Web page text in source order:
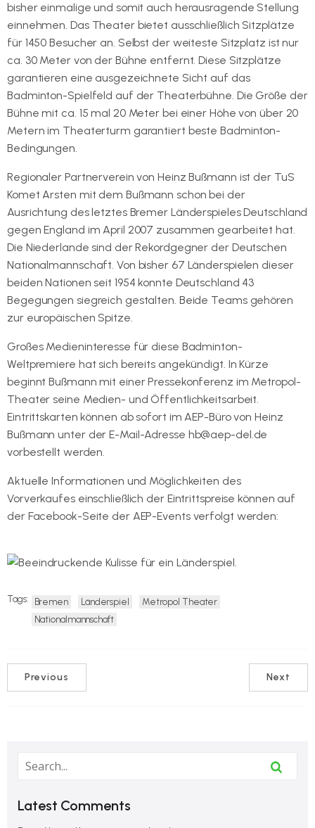
bisher einmalige und somit auch herausragende Stellung
einnehmen. Das Theater bietet ausschließlich Sitzplätze
für 1450 Besucher an. Selbst der weiteste Sitzplatz ist nur
ca. 30 Meter von der Bühne entfernt. Diese Sitzplätze
garantieren eine ausgezeichnete Sicht auf das
Badminton-Spielfeld auf der Theaterbühne. Die Größe der
Bühne mit ca. 15 mal 20 Meter bei einer Höhe von über 20
Metern im Theaterturm garantiert beste Badminton-
Bedingungen.
Regionaler Partnerverein von Heinz Bußmann ist der TuS
Komet Arsten mit dem Bußmann schon bei der
Ausrichtung des letztes Bremer Länderspieles Deutschland
gegen England im April 2007 zusammen gearbeitet hat.
Die Niederlande sind der Rekordgegner der Deutschen
Nationalmannschaft. Von bisher 67 Länderspielen dieser
beiden Nationen seit 1954 konnte Deutschland 43
Begegungen siegreich gestalten. Beide Teams gehören
zur europäischen Spitze.
Großes Medieninteresse für diese Badminton-
Weltpremiere hat sich bereits angekündigt. In Kürze
beginnt Bußmann mit einer Pressekonferenz im Metropol-
Theater seine Medien- und Öffentlichkeitsarbeit.
Eintrittskarten können ab sofort im AEP-Büro von Heinz
Bußmann unter der E-Mail-Adresse hb@aep-del.de
vorbestellt werden.
Aktuelle Informationen und Möglichkeiten des
Vorverkaufes einschließlich der Eintrittspreise können auf
der Facebook-Seite der AEP-Events verfolgt werden:
Tags: Bremen Länderspiel
Metropol Theater
Nationalmannschaft
Previous Next
Latest Comments